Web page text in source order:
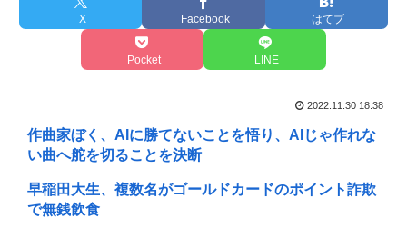
X Facebook はてブ
Pocket LINE
2022.11.30 18:38
作曲家ぼく、AIに勝てないことを悟り、AIじゃ作れな
い曲へ舵を切ることを決断
早稲田大生、複数名がゴールドカードのポイント詐欺
で無銭飲食